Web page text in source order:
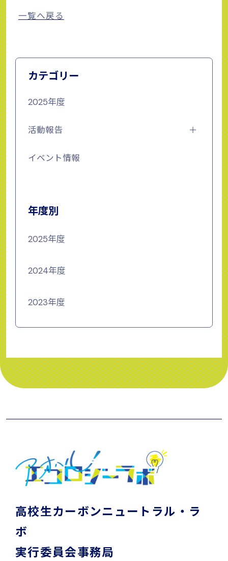
一覧へ戻る
カテゴリー
2025年度
活動報告
イベント情報
年度別
2025年度
2024年度
2023年度
高校生カーボンニュートラル・ラ
ボ
実行委員会事務局